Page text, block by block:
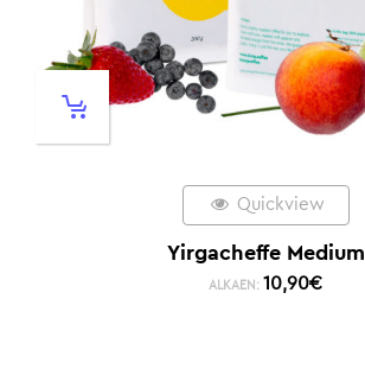
Quickview
Yirgacheffe Medium
ALKAEN: 10,90€